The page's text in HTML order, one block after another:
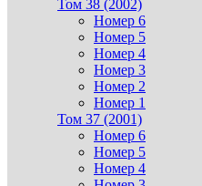
Том 38 (2002)
Номер 6
Номер 5
Номер 4
Номер 3
Номер 2
Номер 1
Том 37 (2001)
Номер 6
Номер 5
Номер 4